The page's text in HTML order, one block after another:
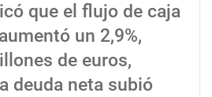
que el flujo de caja
un 2,9%,
de euros,
deuda neta subió